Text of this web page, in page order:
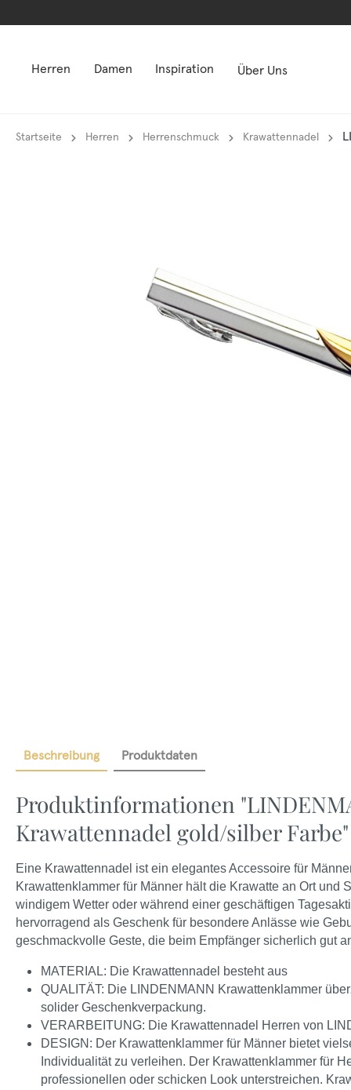
Herren Damen Inspiration Über Uns
Startseite Herren Herrenschmuck Krawattennadel
Beschreibung Produktdaten
Produktinformationen
Krawattennadel gold/silber Farbe"
Eine Krawattennadel ist ein elegantes Accessoire für
Krawattenklammer für Männer hält die Krawatte an Ort
windigem Wetter oder während einer geschäftigen
hervorragend als Geschenk für besondere Anlässe wie
geschmackvolle Geste, die beim Empfänger sicherlich gut
MATERIAL: Die Krawattennadel besteht aus
QUALITÄT: Die LINDENMANN Krawattenklammer
solider Geschenkverpackung.
VERARBEITUNG: Die Krawattennadel Herren von
DESIGN: Der Krawattenklammer für Männer bietet
Individualität zu verleihen. Der Krawattenklammer für
professionellen oder schicken Look unterstreichen.